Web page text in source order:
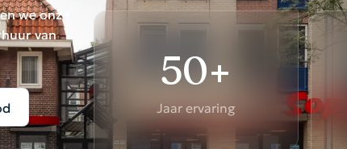
we onze
van
50+
Jaar ervaring